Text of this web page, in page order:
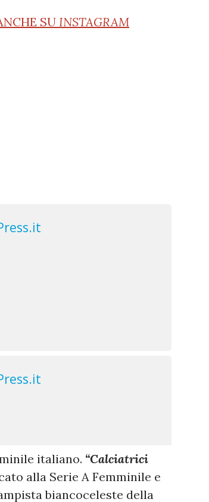
SU INSTAGRAM
italiano. “Calciatrici
alla Serie A Femminile e
biancoceleste della